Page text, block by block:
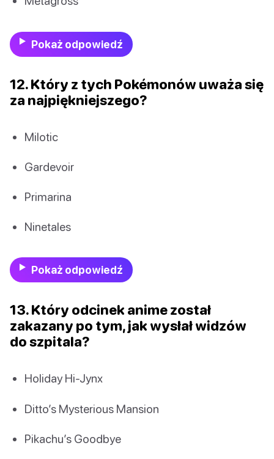
Pokaż odpowiedź
12. Który z tych Pokémonów uważa się
za najpiękniejszego?
Milotic
Gardevoir
Primarina
Ninetales
Pokaż odpowiedź
13. Który odcinek anime został
zakazany po tym, jak wysłał widzów
do szpitala?
Holiday Hi-Jynx
Ditto’s Mysterious Mansion
Pikachu’s Goodbye